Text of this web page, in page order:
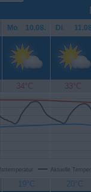
Mo. 10.08. Di.
34°C 33°C
Aktuelle
19°C 20°C